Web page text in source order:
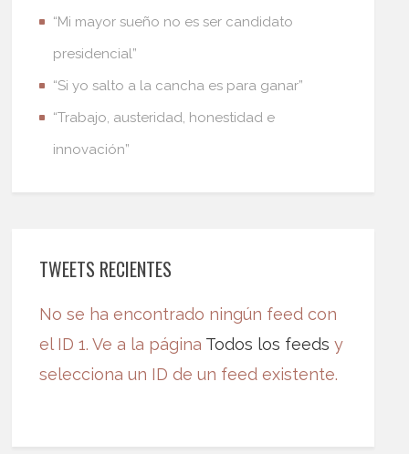
“Mi mayor sueño no es ser candidato
presidencial”
“Si yo salto a la cancha es para ganar”
“Trabajo, austeridad, honestidad e
innovación”
TWEETS RECIENTES
No se ha encontrado ningún feed con
el ID 1. Ve a la página Todos los feeds y
selecciona un ID de un feed existente.